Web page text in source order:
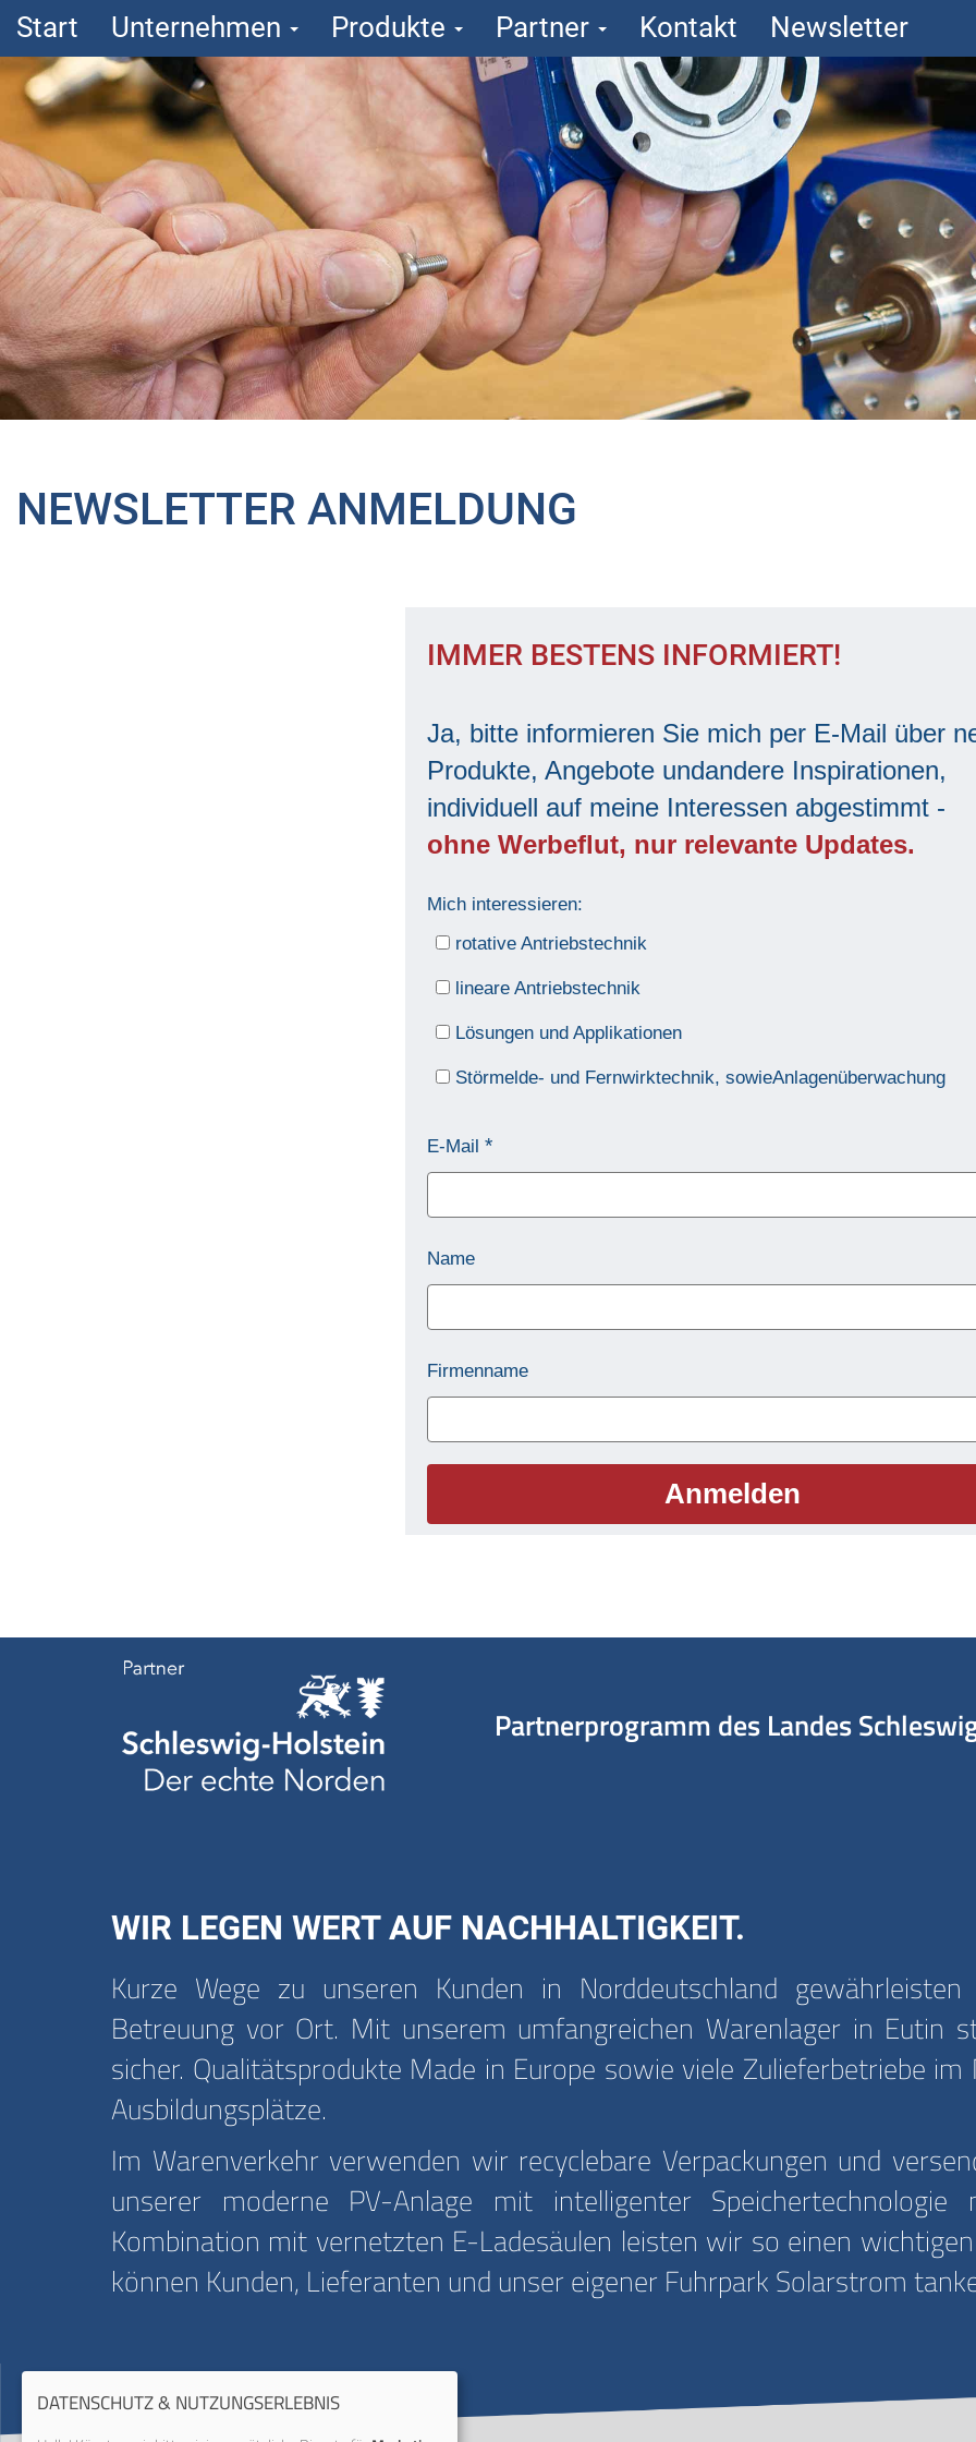
Start Unternehmen Produkte Partner Kontakt Newsletter
NEWSLETTER ANMELDUNG
IMMER BESTENS INFORMIERT!
Ja, bitte informieren Sie mich per E-Mail über
Produkte, Angebote undandere Inspirationen,
individuell auf meine Interessen abgestimmt -
ohne Werbeflut, nur relevante Updates.
Mich interessieren:
rotative Antriebstechnik
lineare Antriebstechnik
Lösungen und Applikationen
Störmelde- und Fernwirktechnik, sowieAnlagenüberwachung
E-Mail
Name
Firmenname
Anmelden
Partnerprogramm des Landes
WIR LEGEN WERT AUF NACHHALTIGKEIT.
Kurze Wege zu unseren Kunden in Norddeutschland
Betreuung vor Ort. Mit unserem umfangreichen Warenlager in Eutin
sicher. Qualitätsprodukte Made in Europe sowie viele Zulieferbetriebe
Ausbildungsplätze.
Im Warenverkehr verwenden wir recyclebare Verpackungen und
unserer moderne PV-Anlage mit intelligenter
Kombination mit vernetzten E-Ladesäulen leisten wir so einen
können Kunden, Lieferanten und unser eigener Fuhrpark Solarstrom
DATENSCHUTZ & NUTZUNGSERLEBNIS